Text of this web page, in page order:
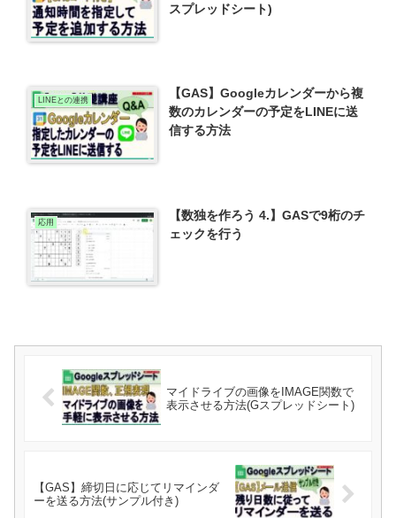
スプレッドシート)
LINEとの連携
【GAS】Googleカレンダーから複
数のカレンダーの予定をLINEに送
信する方法
応用
【数独を作ろう 4.】GASで9桁のチ
ェックを行う
マイドライブの画像をIMAGE関数で
表示させる方法(Gスプレッドシート)
【GAS】締切日に応じてリマインダ
ーを送る方法(サンプル付き)